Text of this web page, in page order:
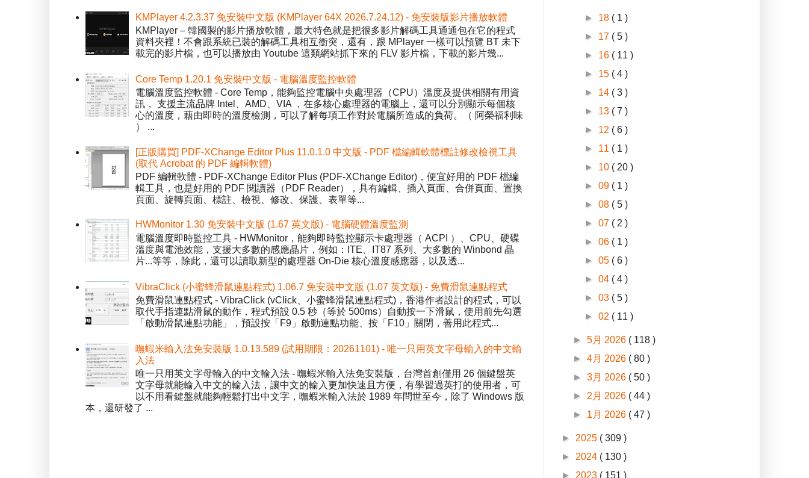
KMPlayer 4.2.3.37 免安裝中文版 (KMPlayer 64X 2026.7.24.12) - 免安裝版影片播放軟體
KMPlayer – 韓國製的影片播放軟體，最大特色就是把很多影片解碼工具通通包在它的程式
資料夾裡！不會跟系統已裝的解碼工具相互衝突，還有，跟 MPlayer 一樣可以預覽 BT 未下
載完的影片檔，也可以播放由 Youtube 這類網站抓下來的 FLV 影片檔，下載的影片幾...
Core Temp 1.20.1 免安裝中文版 - 電腦溫度監控軟體
電腦溫度監控軟體 - Core Temp，能夠監控電腦中央處理器（CPU）溫度及提供相關有用資
訊， 支援主流品牌 Intel、AMD、VIA ，在多核心處理器的電腦上，還可以分別顯示每個核
心的溫度，藉由即時的溫度檢測，可以了解每項工作對於電腦所造成的負荷。（ 阿榮福利味
） ...
[正版購買] PDF-XChange Editor Plus 11.0.1.0 中文版 - PDF 檔編輯軟體標註修改檢視工具
(取代 Acrobat 的 PDF 編輯軟體)
PDF 編輯軟體 - PDF-XChange Editor Plus (PDF-XChange Editor)，便宜好用的 PDF 檔編
輯工具，也是好用的 PDF 閱讀器（PDF Reader），具有編輯、插入頁面、合併頁面、置換
頁面、旋轉頁面、標註、檢視、修改、保護、表單等...
HWMonitor 1.30 免安裝中文版 (1.67 英文版) - 電腦硬體溫度監測
電腦溫度即時監控工具 - HWMonitor，能夠即時監控顯示卡處理器（ ACPI ）、CPU、硬碟
溫度與電池效能，支援大多數的感應晶片，例如：ITE、IT87 系列、大多數的 Winbond 晶
片...等等，除此，還可以讀取新型的處理器 On-Die 核心溫度感應器，以及透...
VibraClick (小蜜蜂滑鼠連點程式) 1.06.7 免安裝中文版 (1.07 英文版) - 免費滑鼠連點程式
免費滑鼠連點程式 - VibraClick (vClick、小蜜蜂滑鼠連點程式)，香港作者設計的程式，可以
取代手指連點滑鼠的動作，程式預設 0.5 秒（等於 500ms）自動按一下滑鼠，使用前先勾選
「啟動滑鼠連點功能」，預設按「F9」啟動連點功能、按「F10」關閉，善用此程式...
嘸蝦米輸入法免安裝版 1.0.13.589 (試用期限：20261101) - 唯一只用英文字母輸入的中文輸
入法
唯一只用英文字母輸入的中文輸入法 - 嘸蝦米輸入法免安裝版，台灣首創僅用 26 個鍵盤英
文字母就能輸入中文的輸入法，讓中文的輸入更加快速且方便，有學習過英打的使用者，可
以不用看鍵盤就能夠輕鬆打出中文字，嘸蝦米輸入法於 1989 年問世至今，除了 Windows 版
本，還研發了 ...
► 18 ( 1 )
► 17 ( 5 )
► 16 ( 11 )
► 15 ( 4 )
► 14 ( 3 )
► 13 ( 7 )
► 12 ( 6 )
► 11 ( 1 )
► 10 ( 20 )
►09 ( 1 )
►08 ( 5 )
►07 ( 2 )
►06 ( 1 )
►05 ( 6 )
►04 ( 4 )
►03 ( 5 )
►02 ( 11 )
►5月 2026 ( 118 )
►4月 2026 ( 80 )
►3月 2026 ( 50 )
► 2月 2026 ( 44 )
► 1月 2026 ( 47 )
► 2025 ( 309 )
► 2024 ( 130 )
► 2023 ( 151 )